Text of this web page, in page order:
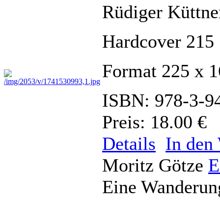
Rüdiger
Hardcover
Format 225 x
ISBN: 978-3-
Preis: 18.00 €
Details In den
Moritz Götze
Eine